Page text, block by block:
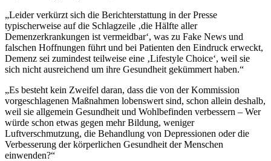
„Leider verkürzt sich die Berichterstattung in der Presse
typischerweise auf die Schlagzeile ‚die Hälfte aller
Demenzerkrankungen ist vermeidbar‘, was zu Fake News und
falschen Hoffnungen führt und bei Patienten den Eindruck erweckt,
Demenz sei zumindest teilweise eine ‚Lifestyle Choice‘, weil sie
sich nicht ausreichend um ihre Gesundheit gekümmert haben.“
„Es besteht kein Zweifel daran, dass die von der Kommission
vorgeschlagenen Maßnahmen lobenswert sind, schon allein deshalb,
weil sie allgemein Gesundheit und Wohlbefinden verbessern – Wer
würde schon etwas gegen mehr Bildung, weniger
Luftverschmutzung, die Behandlung von Depressionen oder die
Verbesserung der körperlichen Gesundheit der Menschen
einwenden?“